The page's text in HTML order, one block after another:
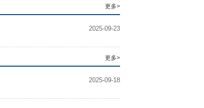
更多>
2025-09-23
更多>
2025-09-18